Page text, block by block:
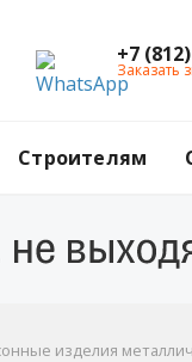
+7
Заказать
Строителям
изделия